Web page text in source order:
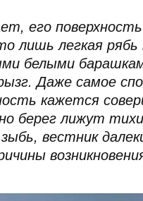
его поверхность
лишь легкая рябь
белыми
Даже самое
кажется
берег лижут
вестник